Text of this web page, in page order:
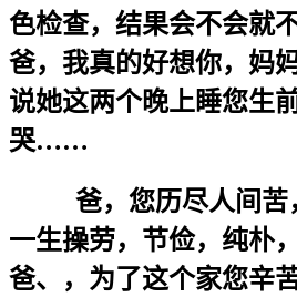
色检查，结果会不会就
爸，我真的好想你，妈
说她这两个晚上睡您生
哭……
爸，您历尽人间苦，
一生操劳，节俭，纯朴
爸、，为了这个家您辛